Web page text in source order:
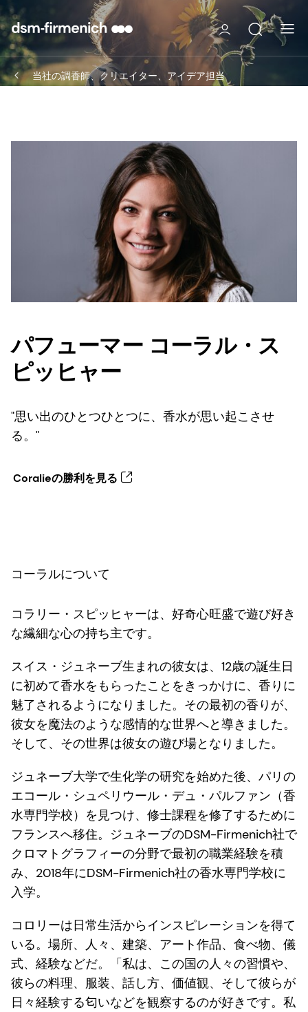
当社の調香師、クリエイター、アイデア担当
パフューマー コーラル・ス
ピッヒャー
"思い出のひとつひとつに、香水が思い起こさせ
る。"
Coralieの勝利を見る
コーラルについて
コラリー・スピッヒャーは、好奇心旺盛で遊び好き
な繊細な心の持ち主です。
スイス・ジュネーブ生まれの彼女は、12歳の誕生日
に初めて香水をもらったことをきっかけに、香りに
魅了されるようになりました。その最初の香りが、
彼女を魔法のような感情的な世界へと導きました。
そして、その世界は彼女の遊び場となりました。
ジュネーブ大学で生化学の研究を始めた後、パリの
エコール・シュペリウール・デュ・パルファン（香
水専門学校）を見つけ、修士課程を修了するために
フランスへ移住。ジュネーブのDSM-Firmenich社で
クロマトグラフィーの分野で最初の職業経験を積
み、2018年にDSM-Firmenich社の香水専門学校に
入学。
コロリーは日常生活からインスピレーションを得て
いる。場所、人々、建築、アート作品、食べ物、儀
式、経験などだ。「私は、この国の人々の習慣や、
彼らの料理、服装、話し方、価値観、そして彼らが
日々経験する匂いなどを観察するのが好きです。私